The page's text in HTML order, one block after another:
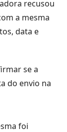
recusou
a mesma
data e
se a
do envio na
foi